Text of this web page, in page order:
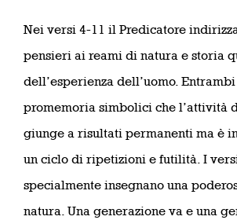
Nei versi 4-11 il Predicatore
pensieri ai reami di natura e storia
dell’esperienza dell’uomo. Entrambi
promemoria simbolici che l’attività
giunge a risultati permanenti ma è
un ciclo di ripetizioni e futilità. I
specialmente insegnano una
natura. Una generazione va e una